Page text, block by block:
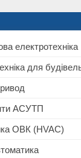
електротехніка
для
АСУТП
ОВК (HVAC)